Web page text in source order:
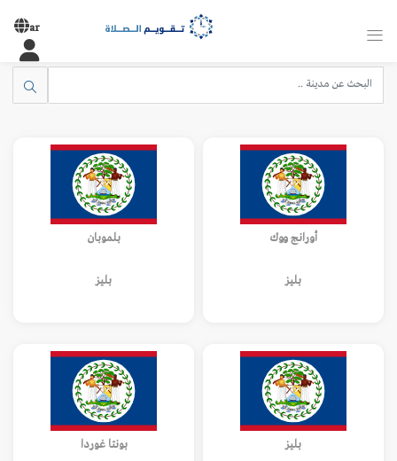
ar
أورانج ووك
بليز
بلموبان
بليز
بليز بونتا غوردا